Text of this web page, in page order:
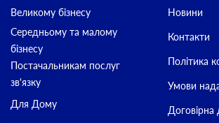
Великому бізнесу
Середньому та малому
бізнесу
Постачальникам послуг
зв'язку
Для Дому
Новини
Контакти
Політика
Умови
Договірна